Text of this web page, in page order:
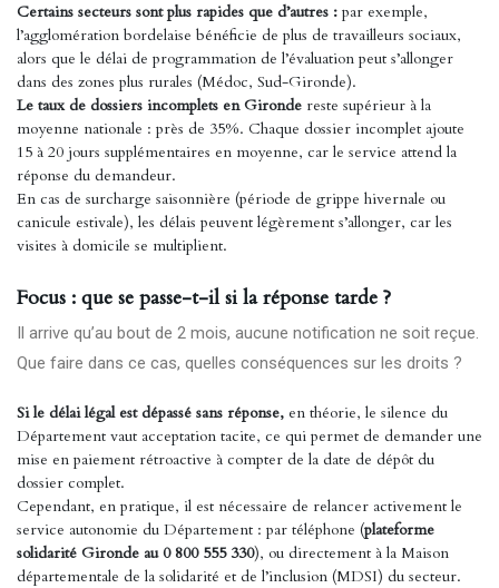
Certains secteurs sont plus rapides que d’autres : par exemple,
l’agglomération bordelaise bénéficie de plus de travailleurs sociaux,
alors que le délai de programmation de l’évaluation peut s’allonger
dans des zones plus rurales (Médoc, Sud-Gironde).
Le taux de dossiers incomplets en Gironde reste supérieur à la
moyenne nationale : près de 35%. Chaque dossier incomplet ajoute
15 à 20 jours supplémentaires en moyenne, car le service attend la
réponse du demandeur.
En cas de surcharge saisonnière (période de grippe hivernale ou
canicule estivale), les délais peuvent légèrement s’allonger, car les
visites à domicile se multiplient.
Focus : que se passe-t-il si la réponse tarde ?
Il arrive qu’au bout de 2 mois, aucune notification ne soit reçue.
Que faire dans ce cas, quelles conséquences sur les droits ?
Si le délai légal est dépassé sans réponse, en théorie, le silence du
Département vaut acceptation tacite, ce qui permet de demander une
mise en paiement rétroactive à compter de la date de dépôt du
dossier complet.
Cependant, en pratique, il est nécessaire de relancer activement le
service autonomie du Département : par téléphone (plateforme
solidarité Gironde au 0 800 555 330), ou directement à la Maison
départementale de la solidarité et de l’inclusion (MDSI) du secteur.